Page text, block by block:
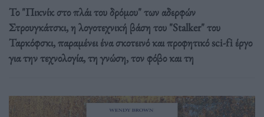
Το "Πικνίκ στο πλάι του δρόμου" των αδερφών
Στρουγκάτσκι, η λογοτεχνική βάση του "Stalker" του
Ταρκόφσκι, παραμένει ένα σκοτεινό και προφητικό sci-fi έργο
για την τεχνολογία, τη γνώση, τον φόβο και τη